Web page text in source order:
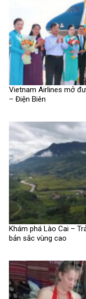
Vietnam Airlines mở
– Điện Biên
Khám phá Lào Cai –
bản sắc vùng cao